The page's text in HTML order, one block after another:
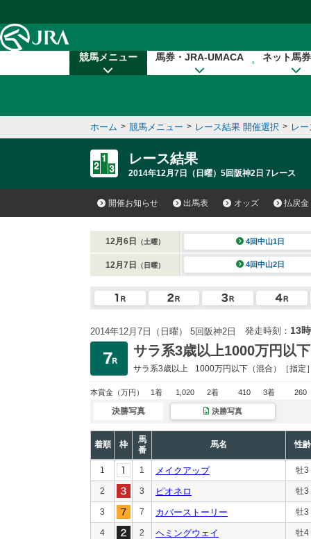
競馬メニュー 馬券・JRA-UMACA ネット馬
ホーム > 競馬メニュー > レース結果 開催選択 > レ
レース結果
2014年12月7日（日曜）5回阪神2日 7レース
開催お知らせ 出馬表 オッズ 払戻金
12月6日 （土曜） 4回中山1日
12月7日 （日曜） 4回中山2日
2014年12月7日（日曜） 5回阪神2日 発走時刻： 13
サラ系3歳以上1000万円以下
サラ系3歳以上 1000万円以下 （混合）［指定
本賞金 （万円） 1着 1,020 2着 410 3着 260
決勝写真 決勝写真
着順 枠
馬
番
馬名 性齢
1 1 メイクアップ 牡3
2 3 ピオネロ 牡3
3 7 カバーストーリー 牡3
4 2 ヘミングウェイ 牡4